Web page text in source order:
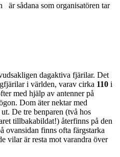
är sådana som organisatören tar
dagaktiva fjärilar. Det
i världen, varav cirka 110 i
med hjälp av antenner på
Dom äter nektar med
De tre benparen (två hos
tillbakabildat!) återfinns på den
ovansidan finns ofta färgstarka
vilar är resta mot varandra över